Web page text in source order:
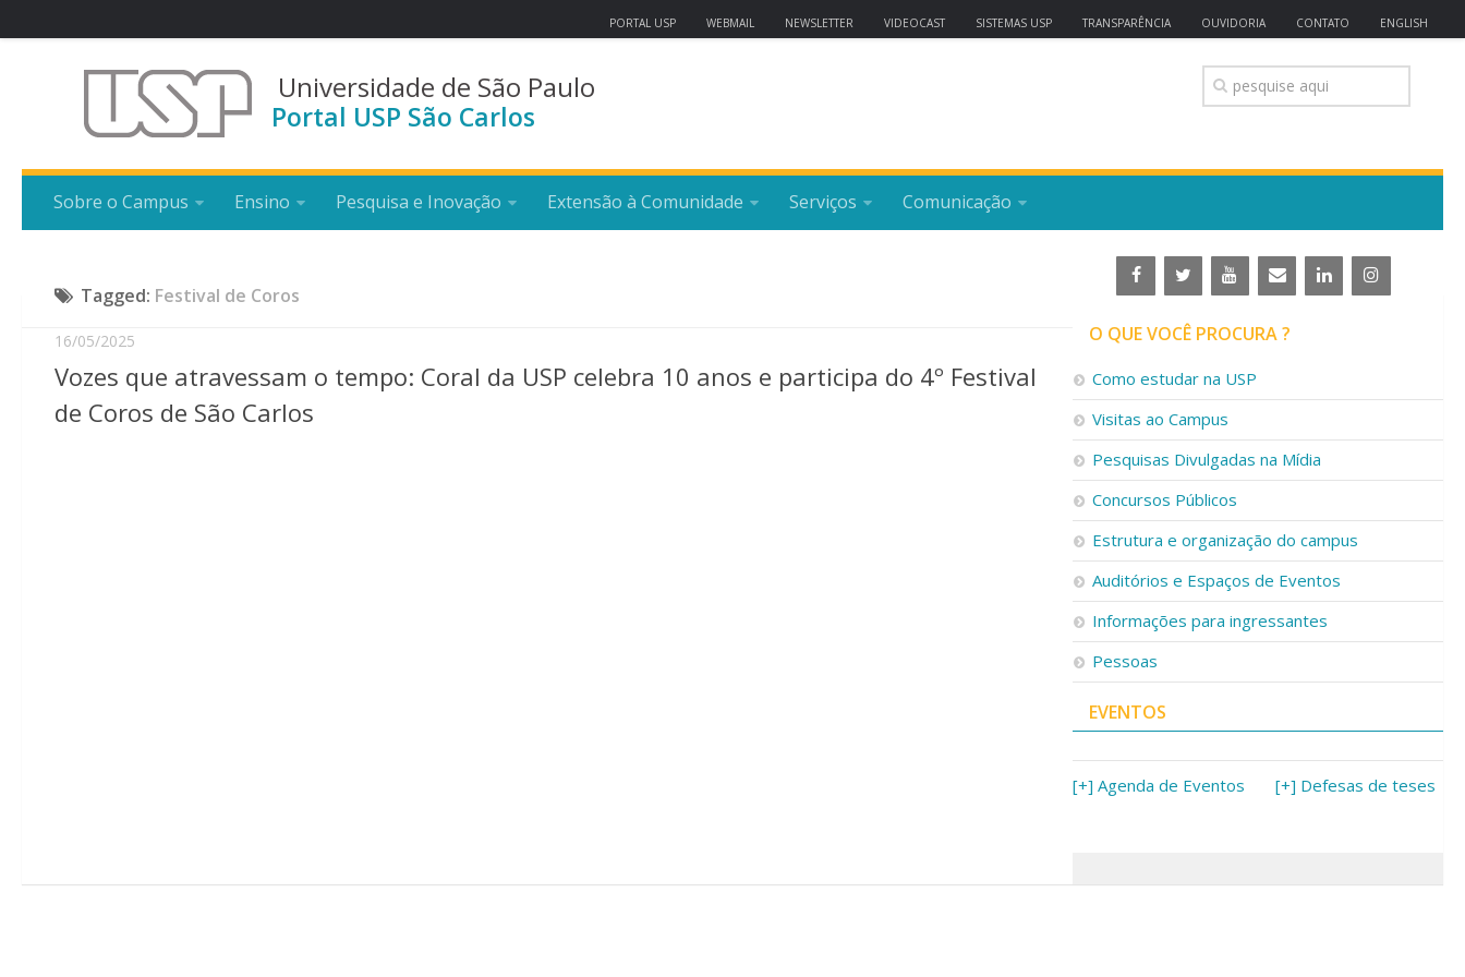
PORTAL USP WEBMAIL NEWSLETTER VIDEOCAST SISTEMAS USP TRANSPARÊNCIA OUVIDORIA CONTATO ENGLISH
Universidade de São Paulo
Portal USP São Carlos
Sobre o Campus Ensino Pesquisa e Inovação Extensão à Comunidade Serviços Comunicação
Tagged: Festival de Coros
16/05/2025
Vozes que atravessam o tempo: Coral da USP celebra 10 anos e participa do 4º Festival
de Coros de São Carlos
O QUE VOCÊ PROCURA ?
Como estudar na USP
Visitas ao Campus
Pesquisas Divulgadas na Mídia
Concursos Públicos
Estrutura e organização do campus
Auditórios e Espaços de Eventos
Informações para ingressantes
Pessoas
EVENTOS
[+] Agenda de Eventos [+] Defesas de teses